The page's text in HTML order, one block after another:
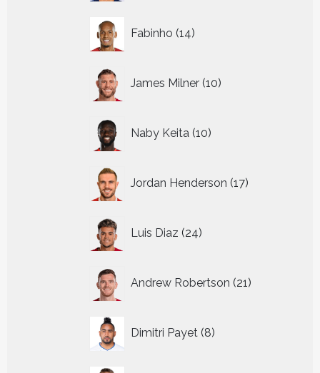
Fabinho 14
producten
James Milner 10
producten
Naby Keita 10
producten
Jordan Henderson 17
producten
Luis Diaz 24
producten
Andrew Robertson 21
producten
Dimitri Payet 8
producten